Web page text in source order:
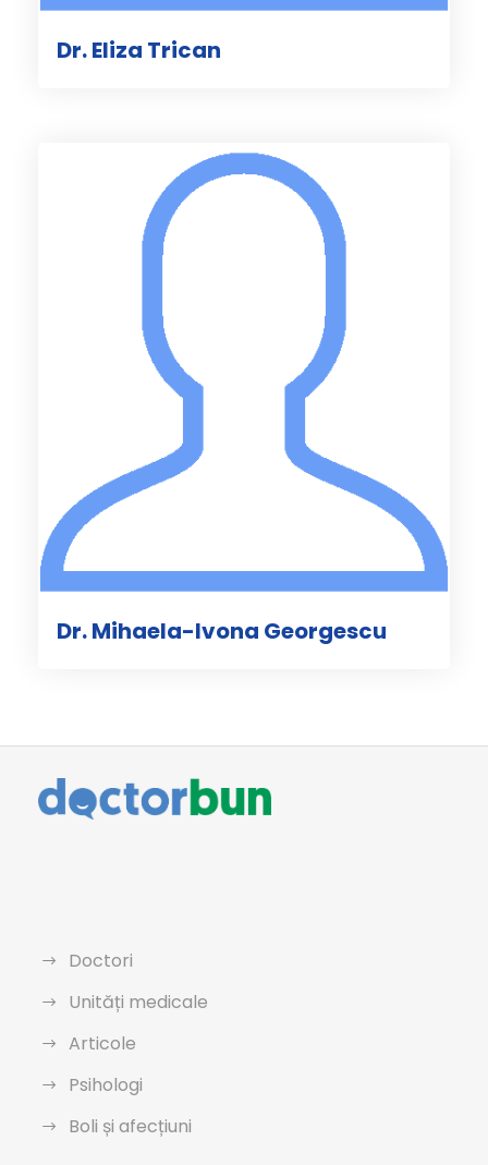
Dr. Eliza Trican
Dr. Mihaela-Ivona Georgescu
Doctori
Unități medicale
Articole
Psihologi
Boli și afecțiuni